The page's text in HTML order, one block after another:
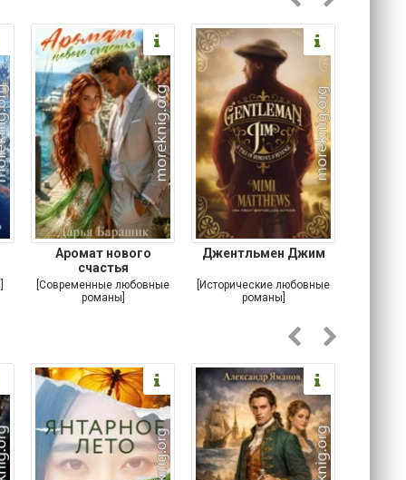
Аромат нового
счастья
[Современные любовные
романы]
Джентльмен Джим
[Исторические любовные
романы]